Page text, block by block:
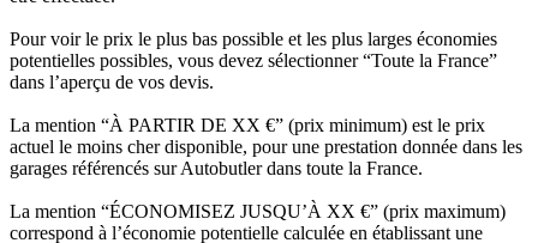
Pour voir le prix le plus bas possible et les plus larges économies
potentielles possibles, vous devez sélectionner “Toute la France”
dans l’aperçu de vos devis.
La mention “À PARTIR DE XX €” (prix minimum) est le prix
actuel le moins cher disponible, pour une prestation donnée dans les
garages référencés sur Autobutler dans toute la France.
La mention “ÉCONOMISEZ JUSQU’À XX €” (prix maximum)
correspond à l’économie potentielle calculée en établissant une